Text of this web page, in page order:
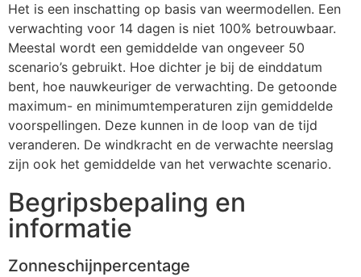
Het is een inschatting op basis van weermodellen. Een
verwachting voor 14 dagen is niet 100% betrouwbaar.
Meestal wordt een gemiddelde van ongeveer 50
scenario’s gebruikt. Hoe dichter je bij de einddatum
bent, hoe nauwkeuriger de verwachting. De getoonde
maximum- en minimumtemperaturen zijn gemiddelde
voorspellingen. Deze kunnen in de loop van de tijd
veranderen. De windkracht en de verwachte neerslag
zijn ook het gemiddelde van het verwachte scenario.
Begripsbepaling en
informatie
Zonneschijnpercentage